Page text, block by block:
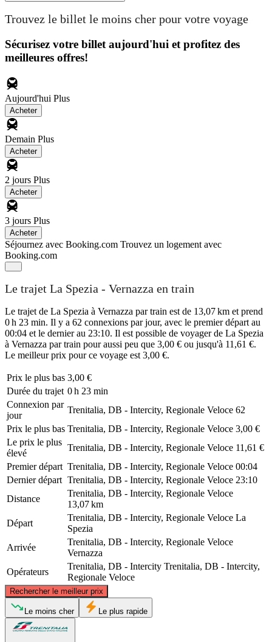
Trouvez le billet le moins cher pour votre voyage
Sécurisez votre billet aujourd'hui et profitez des
meilleures offres!
Aujourd'hui Plus
Acheter
Demain Plus
Acheter
2 jours Plus
Acheter
3 jours Plus
Acheter
Séjournez avec Booking.com Trouvez un logement avec
Booking.com
Le trajet La Spezia - Vernazza en train
Le trajet de La Spezia à Vernazza par train est de 13,07 km et prend
0 h 23 min. Il y a 62 connexions par jour, avec le premier départ au
00:04 et le dernier au 23:10. Il est possible de voyager de La Spezia
à Vernazza par train pour aussi peu que 3,00 € ou jusqu'à 11,61 €.
Le meilleur prix pour ce voyage est 3,00 €.
Prix ​​le plus bas 3,00 €
Durée du trajet 0 h 23 min
Connexion par
jour
Trenitalia, DB - Intercity, Regionale Veloce 62
Prix ​​le plus bas Trenitalia, DB - Intercity, Regionale Veloce 3,00 €
Le prix le plus
élevé
Trenitalia, DB - Intercity, Regionale Veloce 11,61 €
Premier départ Trenitalia, DB - Intercity, Regionale Veloce 00:04
Dernier départ Trenitalia, DB - Intercity, Regionale Veloce 23:10
Distance
Trenitalia, DB - Intercity, Regionale Veloce
13,07 km
Départ
Trenitalia, DB - Intercity, Regionale Veloce La
Spezia
Arrivée
Trenitalia, DB - Intercity, Regionale Veloce
Vernazza
Opérateurs
Trenitalia, DB - Intercity Trenitalia, DB - Intercity,
Regionale Veloce
Rechercher le meilleur prix
Le moins cher Le plus rapide